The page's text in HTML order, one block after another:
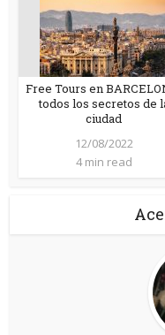
Free Tours en
todos los secretos de
ciudad
12/08/2022
4 min read